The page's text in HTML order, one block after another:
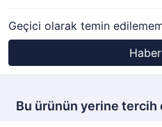
Geçici olarak temin
Bu ürünün yerine